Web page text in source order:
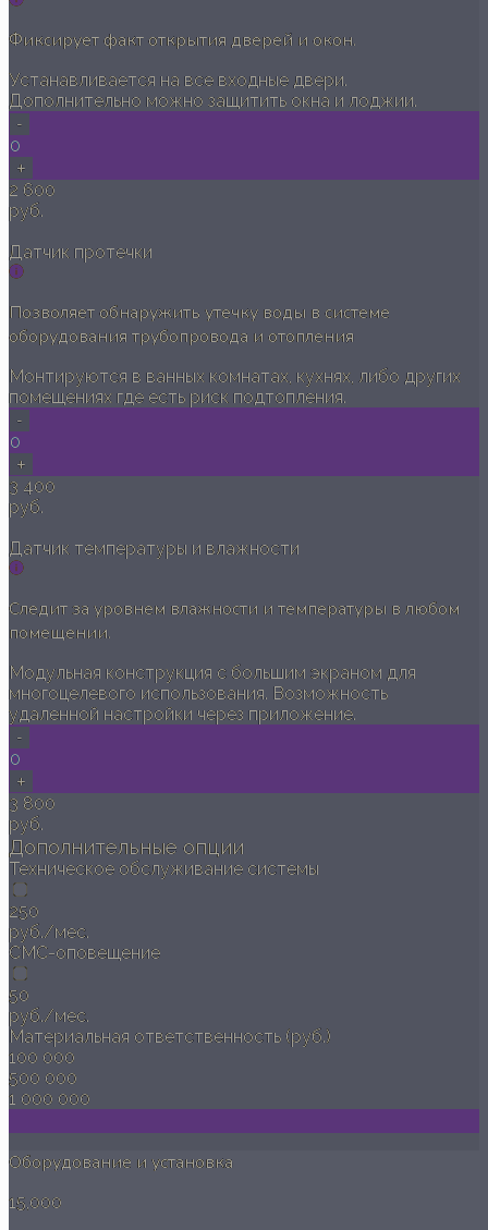
Фиксирует факт открытия дверей и окон.
Устанавливается на все входные двери.
Дополнительно можно защитить окна и лоджии.
-
0
+
2 600
руб.
Датчик протечки
Позволяет обнаружить утечку воды в системе
оборудования трубопровода и отопления
Монтируются в ванных комнатах, кухнях, либо других
помещениях где есть риск подтопления.
-
0
+
3 400
руб.
Датчик температуры и влажности
Следит за уровнем влажности и температуры в любом
помещении.
Модульная конструкция с большим экраном для
многоцелевого использования. Возможность
удаленной настройки через приложение.
-
0
+
3 800
руб.
Дополнительные опции
Техническое обслуживание системы
250
руб./мес.
СМС-оповещение
50
руб./мес.
Материальная ответственность (руб.)
100 000
500 000
1 000 000
Оборудование и установка
15,000